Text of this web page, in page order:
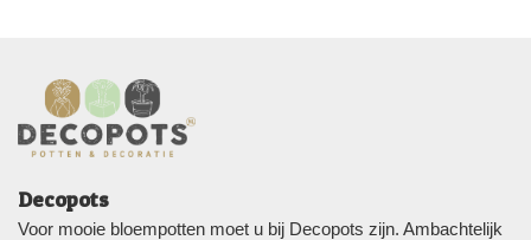
Decopots
Voor mooie bloempotten moet u bij Decopots zijn. Ambachtelijk